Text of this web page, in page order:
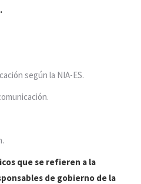
según la NIA-ES.
que se refieren a la
de gobierno de la